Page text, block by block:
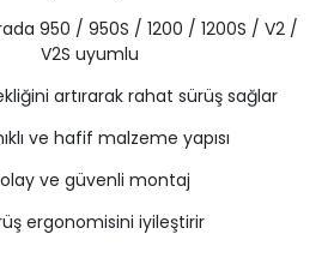
950 / 950S / 1200 / 1200S / V2 /
V2S uyumlu
artırarak rahat sürüş sağlar
ve hafif malzeme yapısı
ve güvenli montaj
ergonomisini iyileştirir